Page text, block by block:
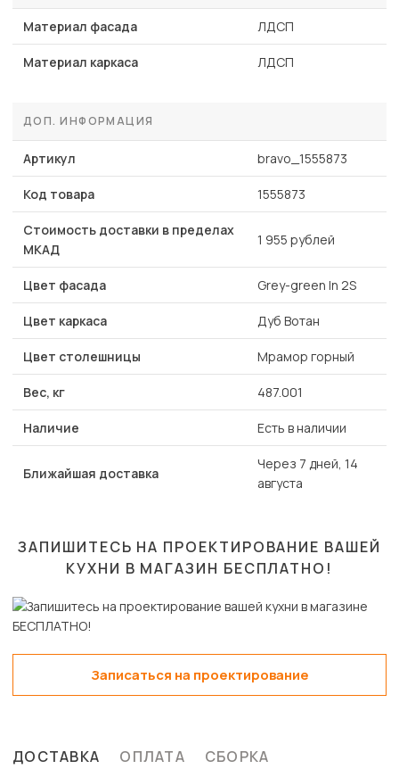
Материал фасада ЛДСП
Материал каркаса ЛДСП
ДОП. ИНФОРМАЦИЯ
Артикул bravo_1555873
Код товара 1555873
Стоимость доставки в пределах
МКАД
1 955 рублей
Цвет фасада Grey-green In 2S
Цвет каркаса Дуб Вотан
Цвет столешницы Мрамор горный
Вес, кг 487.001
Наличие Есть в наличии
Ближайшая доставка
Через 7 дней, 14
августа
ЗАПИШИТЕСЬ НА ПРОЕКТИРОВАНИЕ ВАШЕЙ
КУХНИ В МАГАЗИН БЕСПЛАТНО!
Записаться на проектирование
ДОСТАВКА ОПЛАТА СБОРКА